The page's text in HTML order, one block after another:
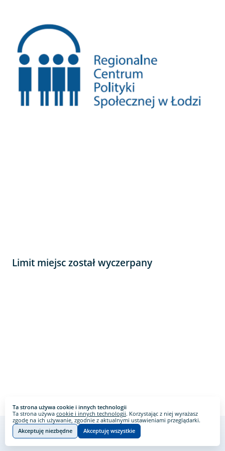
Ta strona używa cookie i innych technologii
Ta strona używa cookie i innych technologii. Korzystając z niej wyrażasz
zgodę na ich używanie, zgodnie z aktualnymi ustawieniami przeglądarki.
Akceptuję niezbędne
Akceptuję wszystkie
Limit miejsc został wyczerpany
Stworzone naWebankieta